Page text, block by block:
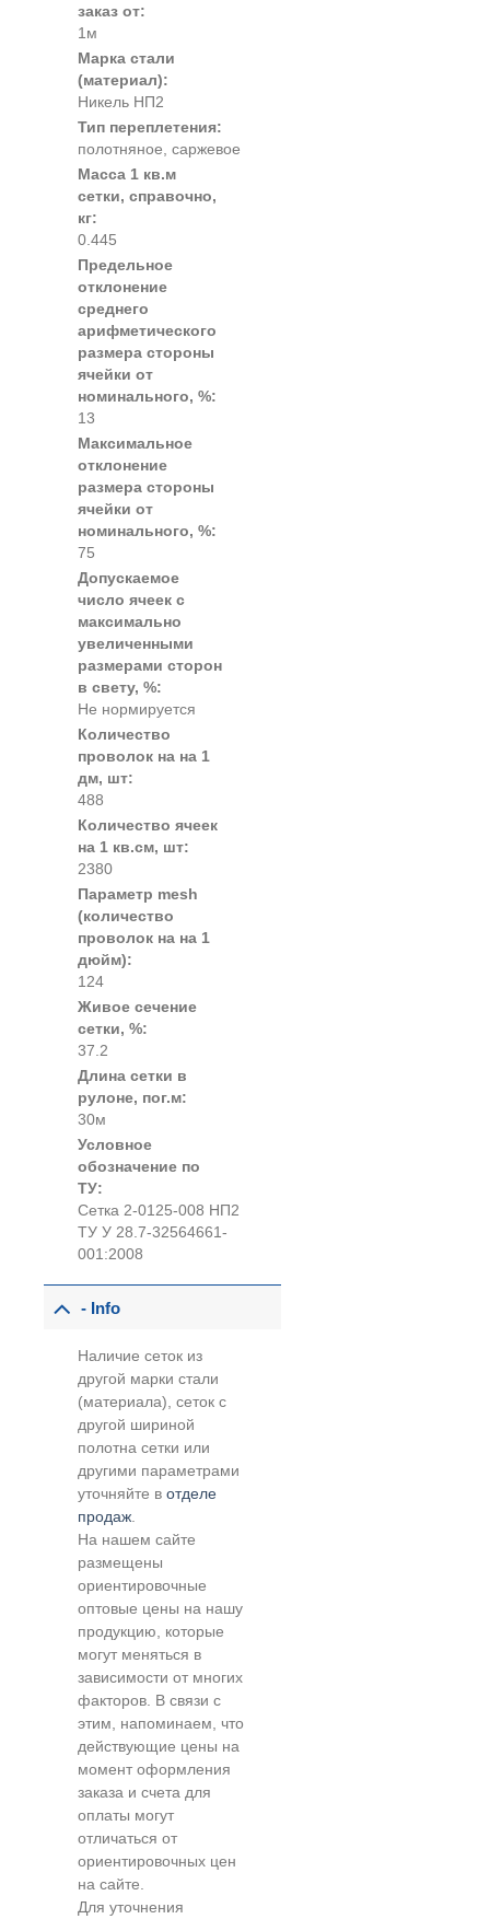
заказ от:
1м
Марка стали
(материал):
Никель НП2
Тип переплетения:
полотняное, саржевое
Масса 1 кв.м
сетки, справочно,
кг:
0.445
Предельное
отклонение
среднего
арифметического
размера стороны
ячейки от
номинального, %:
13
Максимальное
отклонение
размера стороны
ячейки от
номинального, %:
75
Допускаемое
число ячеек с
максимально
увеличенными
размерами сторон
в свету, %:
Не нормируется
Количество
проволок на на 1
дм, шт:
488
Количество ячеек
на 1 кв.см, шт:
2380
Параметр mesh
(количество
проволок на на 1
дюйм):
124
Живое сечение
сетки, %:
37.2
Длина сетки в
рулоне, пог.м:
30м
Условное
обозначение по
ТУ:
Сетка 2-0125-008 НП2
ТУ У 28.7-32564661-
001:2008
- Info
Наличие сеток из
другой марки стали
(материала), сеток с
другой шириной
полотна сетки или
другими параметрами
уточняйте вотделе
продаж.
На нашем сайте
размещены
ориентировочные
оптовые цены на нашу
продукцию, которые
могут меняться в
зависимости от многих
факторов. В связи с
этим, напоминаем, что
действующие цены на
момент оформления
заказа и счета для
оплаты могут
отличаться от
ориентировочных цен
на сайте.
Для уточнения